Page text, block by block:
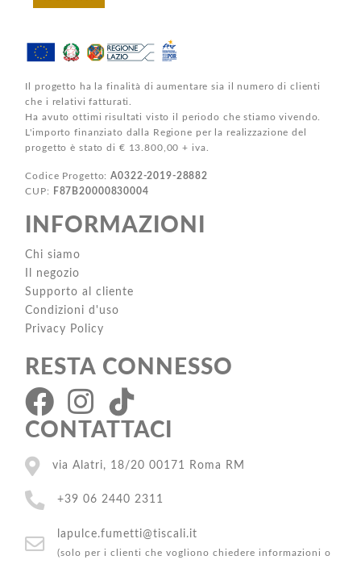
Il progetto ha la finalità di aumentare sia il numero di clienti
che i relativi fatturati.
Ha avuto ottimi risultati visto il periodo che stiamo vivendo.
L'importo finanziato dalla Regione per la realizzazione del
progetto è stato di € 13.800,00 + iva.
Codice Progetto:A0322-2019-28882
CUP:
F87B20000830004
INFORMAZIONI
Chi siamo
Il negozio
Supporto al cliente
Condizioni d'uso
Privacy Policy
RESTA CONNESSO
CONTATTACI
via Alatri, 18/20 00171 Roma RM
+39 06 2440 2311
lapulce.fumetti@tiscali.it
(solo per i clienti che vogliono chiedere informazioni o